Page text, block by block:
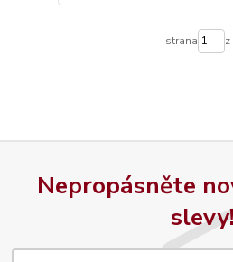
strana z
Nepropásněte
slevy!